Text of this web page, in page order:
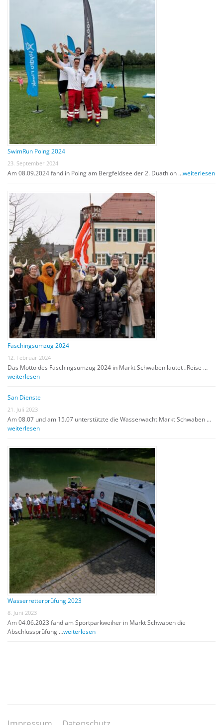
SwimRun Poing 2024
23. September 2024
Am 08.09.2024 fand in Poing am Bergfeldsee der 2. Duathlon …weiterlesen
Faschingsumzug 2024
12. Februar 2024
Das Motto des Faschingsumzug 2024 in Markt Schwaben lautet „Reise …
weiterlesen
San Dienste
21. Juli 2023
Am 08.07 und am 15.07 unterstützte die Wasserwacht Markt Schwaben …
weiterlesen
Wasserretterprüfung 2023
8. Juni 2023
Am 04.06.2023 fand am Sportparkweiher in Markt Schwaben die
Abschlussprüfung …weiterlesen